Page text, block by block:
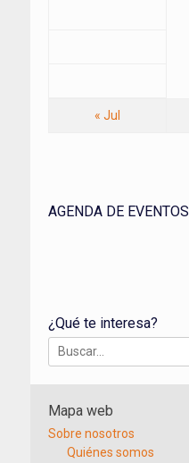
« Jul
AGENDA DE EVENTOS
¿Qué te interesa?
Buscar:
Mapa web
Sobre nosotros
Quiénes somos